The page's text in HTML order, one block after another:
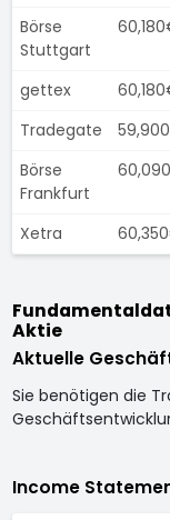
Börse
Stuttgart
gettex
Tradegate
Börse
Frankfurt
Xetra
Aktie
Aktuelle
Sie benötigen die
Income